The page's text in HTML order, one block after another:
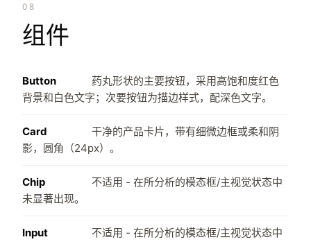
08
组件
Button
药丸形状的主要按钮，采用高饱和度红色
背景和白色文字；次要按钮为描边样式，配深色文字。
Card
干净的产品卡片，带有细微边框或柔和阴
影，圆角（24px）。
Chip
不适用 - 在所分析的模态框/主视觉状态中
未显著出现。
Input
不适用 - 在所分析的模态框/主视觉状态中